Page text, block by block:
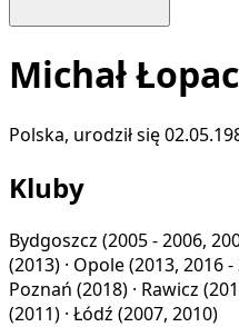
Michał
Polska, urodził się
Kluby
Bydgoszcz (2005 - 2006,
(2013) · Opole(2013, 2016 -
Poznań (2018) · Rawicz
(2011) · Łódź (2007, 2010)